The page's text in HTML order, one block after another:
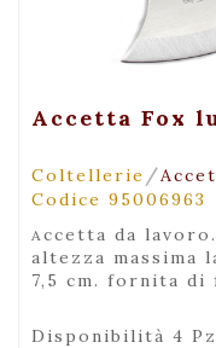
+
Accetta Fox
Coltellerie /
Codice 95006963
accetta da lavoro. lunghezza totale 33 cm,
altezza massima
7,5 cm. fornita di
Disponibilità 4 Pz